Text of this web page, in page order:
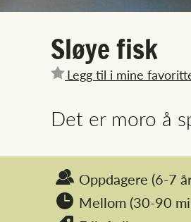
Sløye fisk
Legg til i mine
Det er moro å
Oppdagere (6-7
Mellom (30-90